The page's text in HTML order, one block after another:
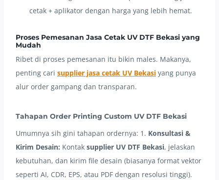
cetak + aplikator dengan harga yang lebih hemat.
Proses Pemesanan Jasa Cetak UV DTF Bekasi yang
Mudah
Ribet di proses pemesanan itu bikin males. Makanya,
penting cari supplier jasa cetak UV Bekasi yang punya
alur order gampang dan transparan.
Tahapan Order Printing Custom UV DTF Bekasi
Umumnya sih gini tahapan ordernya: 1. Konsultasi &
Kirim Desain: Kontak supplier UV DTF Bekasi, jelaskan
kebutuhan, dan kirim file desain (biasanya format vektor
seperti AI, CDR, EPS, atau PDF dengan resolusi tinggi).